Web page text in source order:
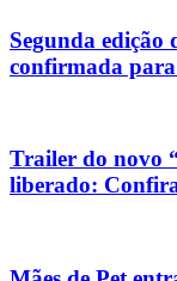
Segunda edição
confirmada
Trailer do novo
liberado: